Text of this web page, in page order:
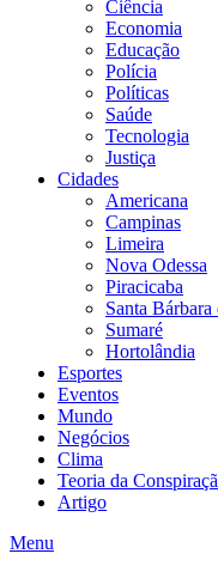
Ciência
Economia
Educação
Polícia
Políticas
Saúde
Tecnologia
Justiça
Cidades
Americana
Campinas
Limeira
Nova Odessa
Piracicaba
Santa Bárbara
Sumaré
Hortolândia
Esportes
Eventos
Mundo
Negócios
Clima
Teoria da
Artigo
Menu